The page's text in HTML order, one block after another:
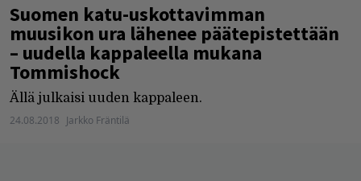
Suomen katu-uskottavimman
muusikon ura lähenee päätepistettään
– uudella kappaleella mukana
Tommishock
Ällä julkaisi uuden kappaleen.
24.08.2018 Jarkko Fräntilä